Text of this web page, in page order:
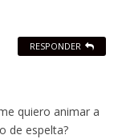
quiero animar a
de espelta?
RESPONDER